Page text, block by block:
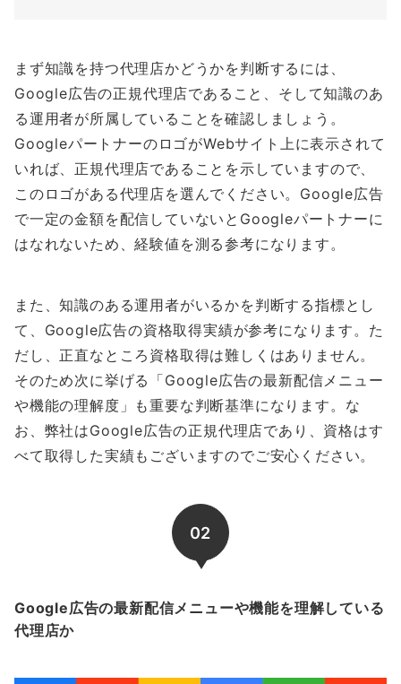
まず知識を持つ代理店かどうかを判断するには、
Google広告の正規代理店であること、そして知識のあ
る運用者が所属していることを確認しましょう。
GoogleパートナーのロゴがWebサイト上に表示されて
いれば、正規代理店であることを示していますので、
このロゴがある代理店を選んでください。Google広告
で一定の金額を配信していないとGoogleパートナーに
はなれないため、経験値を測る参考になります。
また、知識のある運用者がいるかを判断する指標とし
て、Google広告の資格取得実績が参考になります。た
だし、正直なところ資格取得は難しくはありません。
そのため次に挙げる「Google広告の最新配信メニュー
や機能の理解度」も重要な判断基準になります。な
お、弊社はGoogle広告の正規代理店であり、資格はす
べて取得した実績もございますのでご安心ください。
02
Google広告の最新配信メニューや機能を理解している
代理店か